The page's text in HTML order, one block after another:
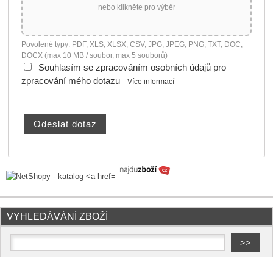
nebo klikněte pro výběr
Povolené typy: PDF, XLS, XLSX, CSV, JPG, JPEG, PNG, TXT, DOC,
DOCX (max 10 MB / soubor, max 5 souborů)
Souhlasím se zpracováním osobních údajů pro
zpracování mého dotazu
Více informací
VYHLEDÁVÁNÍ ZBOŽÍ